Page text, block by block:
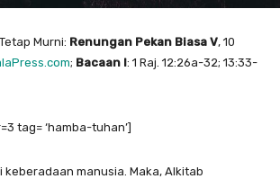
Murni: Renungan Pekan Biasa V, 10
; Bacaan I: 1 Raj. 12:26a-32; 13:33-
tag= ‘hamba-tuhan’]
keberadaan manusia. Maka, Alkitab